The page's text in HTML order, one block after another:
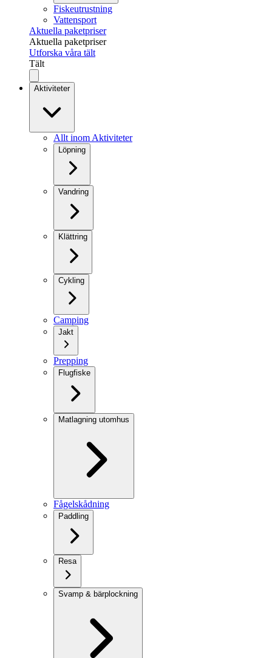
Fiskeutrustning
Vattensport
Aktuella paketpriser
Aktuella paketpriser
Utforska våra tält
Tält
Aktiviteter
Allt inom Aktiviteter
Löpning
Vandring
Klättring
Cykling
Camping
Jakt
Prepping
Flugfiske
Matlagning utomhus
Fågelskådning
Paddling
Resa
Svamp & bärplockning